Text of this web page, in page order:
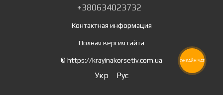
+380634023732
Контактная информация
Полная версия сайта
© https://krayinakorsetiv.com.ua
Укр Рус
ОНЛАЙН ЧАТ